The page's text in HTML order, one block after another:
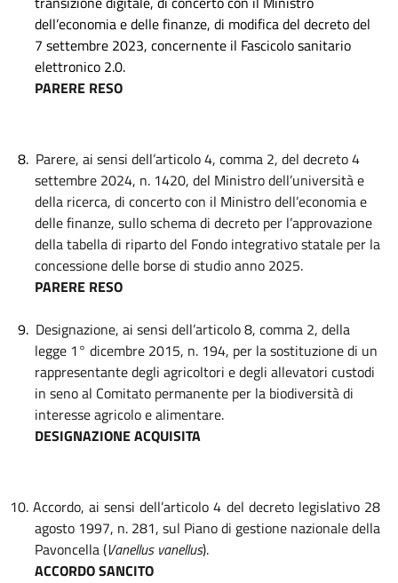
dell’economia e delle finanze, di modifica del decreto del
7 settembre 2023, concernente il Fascicolo sanitario
elettronico 2.0.
PARERE RESO
8. Parere, ai sensi dell’articolo 4, comma 2, del decreto 4
settembre 2024, n. 1420, del Ministro dell’università e
della ricerca, di concerto con il Ministro dell’economia e
delle finanze, sullo schema di decreto per l’approvazione
della tabella di riparto del Fondo integrativo statale per la
concessione delle borse di studio anno 2025.
PARERE RESO
9. Designazione, ai sensi dell’articolo 8, comma 2, della
legge 1° dicembre 2015, n. 194, per la sostituzione di un
rappresentante degli agricoltori e degli allevatori custodi
in seno al Comitato permanente per la biodiversità di
interesse agricolo e alimentare.
DESIGNAZIONE ACQUISITA
10. Accordo, ai sensi dell’articolo 4 del decreto legislativo 28
agosto 1997, n. 281, sul Piano di gestione nazionale della
Pavoncella (Vanellus vanellus).
ACCORDO SANCITO